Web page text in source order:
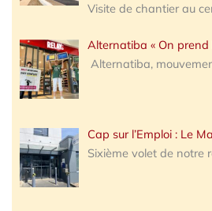
Visite de chantier au
Alternatiba « On prend
Alternatiba,
Cap sur l’Emploi : Le
Sixième volet de notre